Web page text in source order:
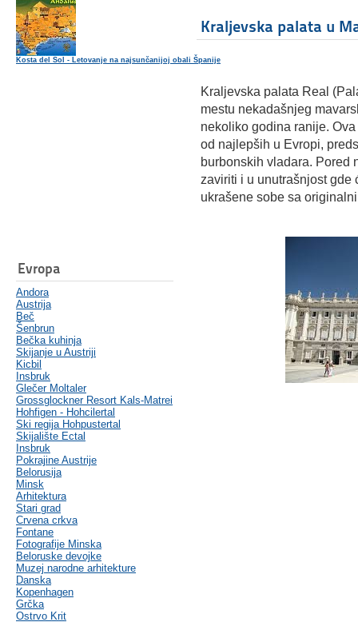
Kosta del Sol - Letovanje na najsunčanijoj obali Španije
Evropa
Andora
Austrija
Beč
Šenbrun
Bečka kuhinja
Skijanje u Austriji
Kicbil
Insbruk
Glečer Moltaler
Grossglockner Resort Kals-Matrei
Hohfigen - Hohcilertal
Ski regija Hohpustertal
Skijalište Ectal
Insbruk
Pokrajine Austrije
Belorusija
Minsk
Arhitektura
Stari grad
Crvena crkva
Fontane
Fotografije Minska
Beloruske devojke
Muzej narodne arhitekture
Danska
Kopenhagen
Grčka
Ostrvo Krit
Kraljevska palata u
Kraljevska palata Real
mestu nekadašnjeg
nekoliko godina ranije.
od najlepših u Evropi,
burbonskih vladara. Pored
zaviriti i u unutrašnjost gde
ukrašene sobe sa